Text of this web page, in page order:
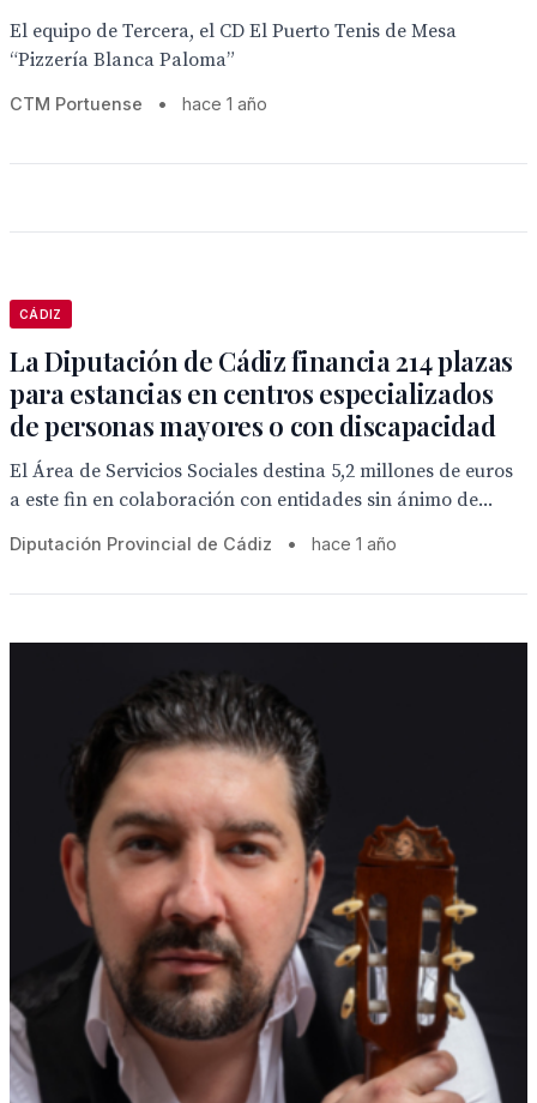
El equipo de Tercera, el CD El Puerto Tenis de Mesa
“Pizzería Blanca Paloma”
CTM Portuense • hace 1 año
CÁDIZ
La Diputación de Cádiz financia 214 plazas
para estancias en centros especializados
de personas mayores o con discapacidad
El Área de Servicios Sociales destina 5,2 millones de euros
a este fin en colaboración con entidades sin ánimo de...
Diputación Provincial de Cádiz • hace 1 año